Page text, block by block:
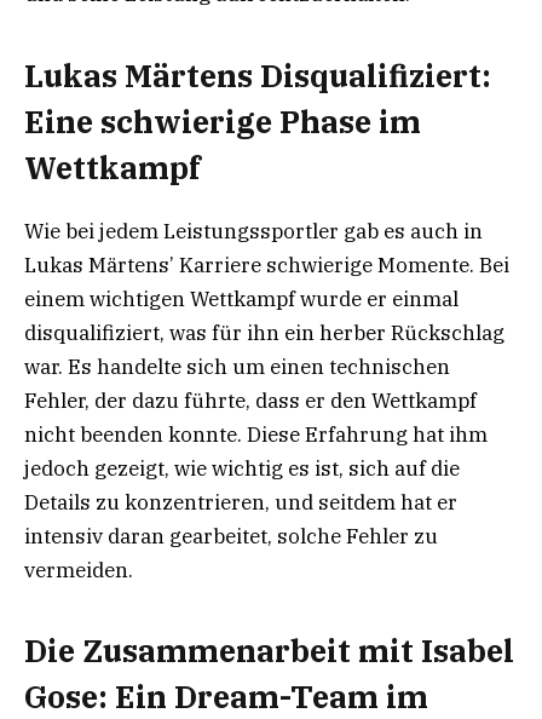
Lukas Märtens Disqualifiziert:
Eine schwierige Phase im
Wettkampf
Wie bei jedem Leistungssportler gab es auch in
Lukas Märtens’ Karriere schwierige Momente. Bei
einem wichtigen Wettkampf wurde er einmal
disqualifiziert, was für ihn ein herber Rückschlag
war. Es handelte sich um einen technischen
Fehler, der dazu führte, dass er den Wettkampf
nicht beenden konnte. Diese Erfahrung hat ihm
jedoch gezeigt, wie wichtig es ist, sich auf die
Details zu konzentrieren, und seitdem hat er
intensiv daran gearbeitet, solche Fehler zu
vermeiden.
Die Zusammenarbeit mit Isabel
Gose: Ein Dream-Team im